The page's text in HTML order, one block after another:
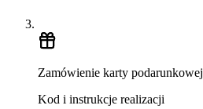
Zamówienie karty podarunkowej
Kod i instrukcje realizacji